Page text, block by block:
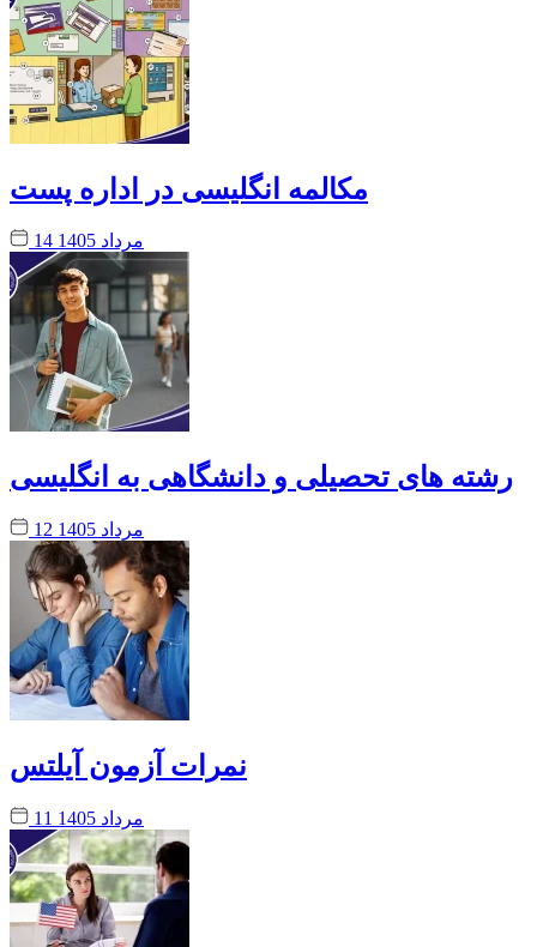
مکالمه انگلیسی در اداره پست
14 مرداد 1405
رشته های تحصیلی و دانشگاهی به انگلیسی
12 مرداد 1405
نمرات آزمون آیلتس
11 مرداد 1405